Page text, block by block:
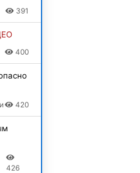
391
400
420
426